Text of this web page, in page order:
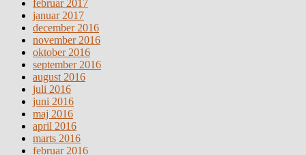
februar 2017
januar 2017
december 2016
november 2016
oktober 2016
september 2016
august 2016
juli 2016
juni 2016
maj 2016
april 2016
marts 2016
februar 2016